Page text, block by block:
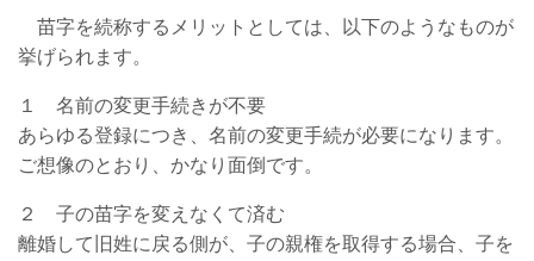
苗字を続称するメリットとしては、以下のようなものが
挙げられます。
１ 名前の変更手続きが不要
あらゆる登録につき、名前の変更手続が必要になります。
ご想像のとおり、かなり面倒です。
２ 子の苗字を変えなくて済む
離婚して旧姓に戻る側が、子の親権を取得する場合、子を